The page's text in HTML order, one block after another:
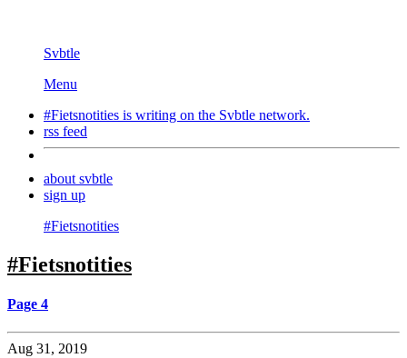
Svbtle
Menu
#Fietsnotities is writing on the Svbtle network.
rss feed
about svbtle
sign up
#Fietsnotities
#Fietsnotities
Page 4
Aug 31, 2019